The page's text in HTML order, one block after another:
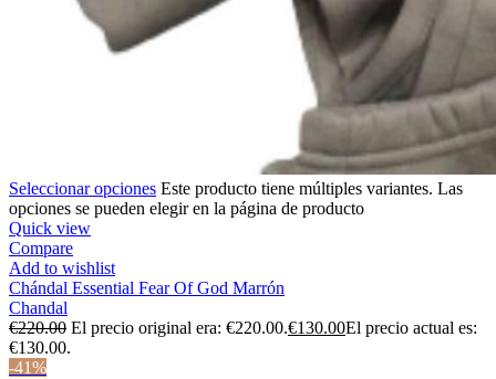
Seleccionar opciones Este producto tiene múltiples variantes. Las
opciones se pueden elegir en la página de producto
Quick view
Compare
Add to wishlist
Chándal Essential Fear Of God Marrón
Chandal
€220.00 El precio original era: €220.00.€130.00El precio actual es:
€130.00.
-41%